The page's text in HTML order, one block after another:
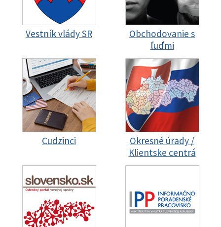
Vestník vlády SR
Obchodovanie s
ľuďmi
Cudzinci
Okresné úrady /
Klientske centrá